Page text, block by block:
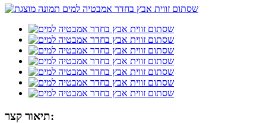
תיאור קצר: